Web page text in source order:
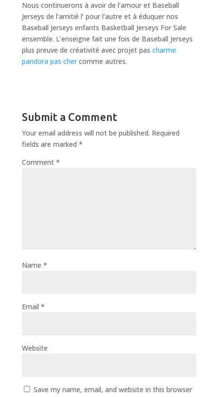
Nous continuerons à avoir de l’amour et Baseball
Jerseys de l’amitié l’ pour l’autre et à éduquer nos
Baseball Jerseys enfants Basketball Jerseys For Sale
ensemble. L’enseigne fait une fois de Baseball Jerseys
plus preuve de créativité avec projet pas charme
pandora pas chercomme autres.
Submit a Comment
Your email address will not be published. Required
fields are marked *
Comment *
Name *
Email *
Website
Save my name, email, and website in this browser